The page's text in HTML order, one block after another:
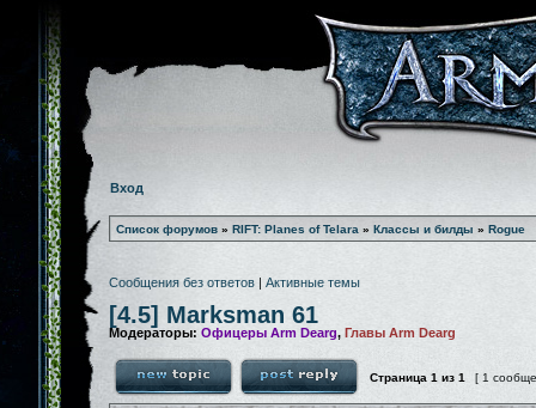
Вход
Список форумов » RIFT: Planes of Telara » Классы и билды » Rogue
Сообщения без ответов | Активные темы
[4.5] Marksman 61
Модераторы: Офицеры Arm Dearg, Главы Arm Dearg
Страница 1 из 1 [ 1